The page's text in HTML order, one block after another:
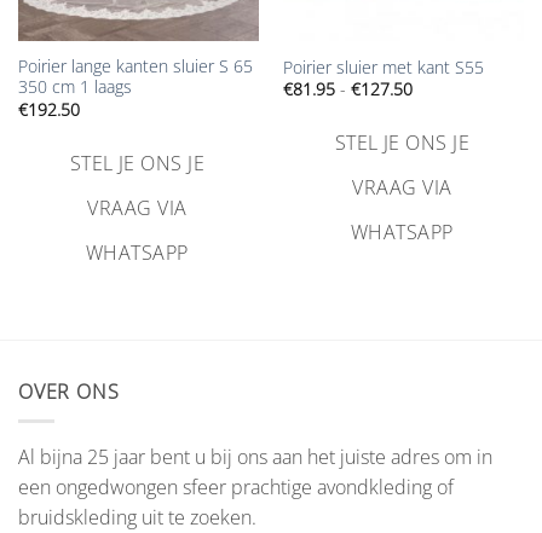
Poirier lange kanten sluier S 65
350 cm 1 laags
€192.50
STEL JE ONS JE
VRAAG VIA
WHATSAPP
Poirier sluier met kant S55
€81.95 - €127.50Prijsklasse:
€127.50
STEL JE ONS JE
VRAAG VIA
WHATSAPP
OVER ONS
Al bijna 25 jaar bent u bij ons aan het juiste adres om in
een ongedwongen sfeer prachtige avondkleding of
bruidskleding uit te zoeken.